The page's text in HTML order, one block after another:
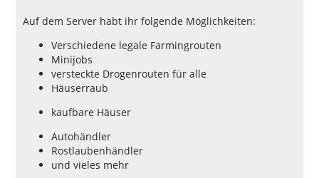
Auf dem Server habt ihr folgende Möglichkeiten:
Verschiedene legale Farmingrouten
Minijobs
versteckte Drogenrouten für alle
Häuserraub
kaufbare Häuser
Autohändler
Rostlaubenhändler
und vieles mehr